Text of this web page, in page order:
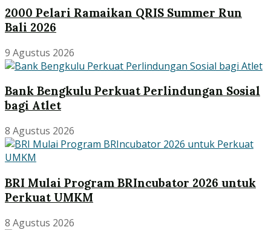
2000 Pelari Ramaikan QRIS Summer Run
Bali 2026
9 Agustus 2026
Bank Bengkulu Perkuat Perlindungan Sosial
bagi Atlet
8 Agustus 2026
BRI Mulai Program BRIncubator 2026 untuk
Perkuat UMKM
8 Agustus 2026